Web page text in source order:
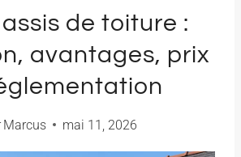
de toiture :
avantages, prix
Marcus mai 11, 2026